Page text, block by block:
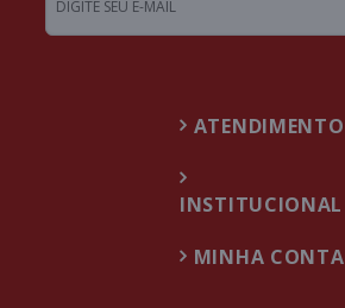
ATENDIMENTO
INSTITUCIONAL
MINHA CONTA